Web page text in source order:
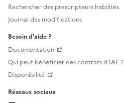
Rechercher des prescripteurs habilités
Journal des modifications
Besoin d'aide ?
Documentation
Qui peut bénéficier des contrats d'IAE ?
Disponibilité
Réseaux sociaux